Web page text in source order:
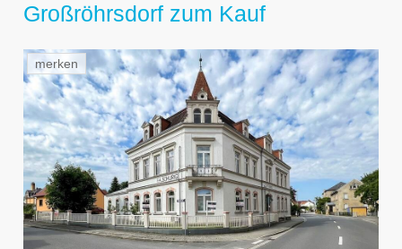
Großröhrsdorf zum Kauf
merken